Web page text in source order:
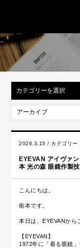
カテゴリーを選択
アーカイブ
2026.3.15 / カテゴリー
EYEVAN アイヴァ
本 光の森 眼鏡作製
こんにちは。
衛本です。
本日は、EYEVANから
【EYEVAN】
1972年に「着る眼鏡